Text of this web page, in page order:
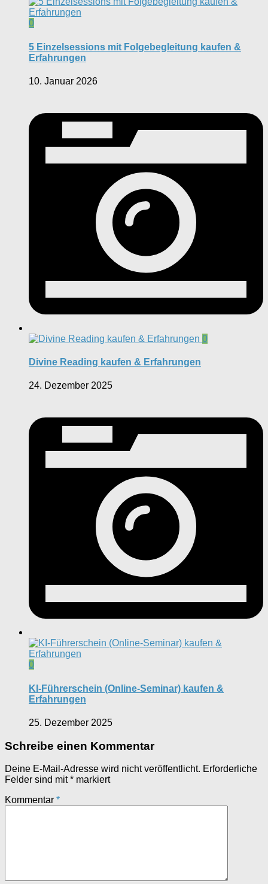
0
5 Einzelsessions mit Folgebegleitung kaufen &
Erfahrungen
10. Januar 2026
0
Divine Reading kaufen & Erfahrungen
24. Dezember 2025
0
KI-Führerschein (Online-Seminar) kaufen &
Erfahrungen
25. Dezember 2025
Schreibe einen Kommentar
Deine E-Mail-Adresse wird nicht veröffentlicht. Erforderliche
Felder sind mit* markiert
Kommentar *